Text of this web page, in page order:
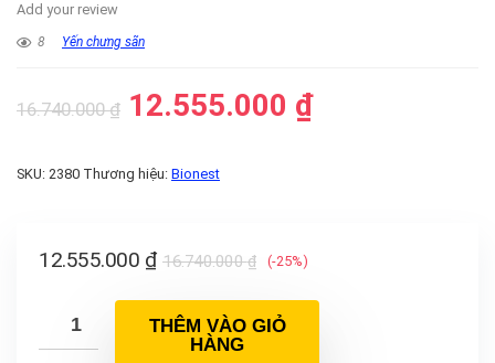
Add your review
8 Yến chưng sãn
16.740.000₫ 12.555.000 ₫
SKU: 2380 Thương hiệu: Bionest
16.740.000₫
12.555.000 ₫ (-25%)
THÊM VÀO GIỎ
HÀNG